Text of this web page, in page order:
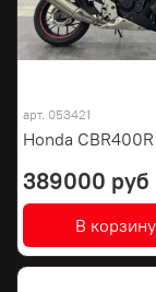
арт. 053421
Honda
389000 руб
В корзину